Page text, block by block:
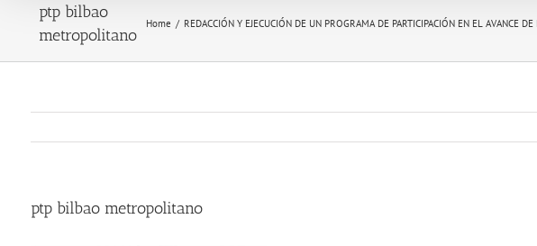
ptp bilbao
metropolitano
Home / REDACCIÓN Y EJECUCIÓN DE UN PROGRAMA DE PARTICIPACIÓN EN EL AVANCE
ptp bilbao metropolitano